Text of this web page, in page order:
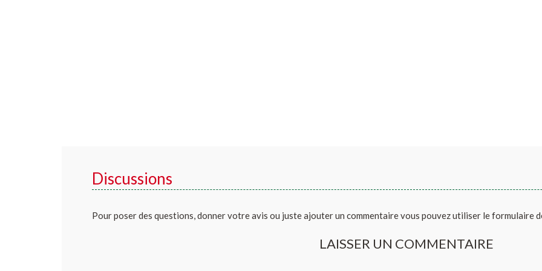
Discussions
Pour poser des questions, donner votre avis ou juste ajouter un commentaire vous pouvez utiliser le formulaire
LAISSER UN COMMENTAIRE